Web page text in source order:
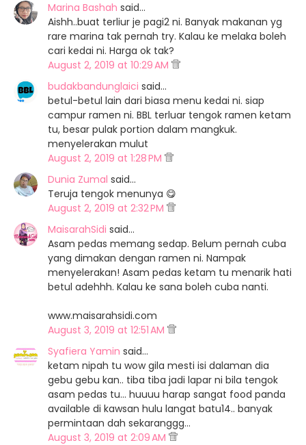
Marina Bashah said…
Aishh..buat terliur je pagi2 ni. Banyak makanan yg
rare marina tak pernah try. Kalau ke melaka boleh
cari kedai ni. Harga ok tak?
August 2, 2019 at 10:29 AM
budakbandunglaici said…
betul-betul lain dari biasa menu kedai ni. siap
campur ramen ni. BBL terluar tengok ramen ketam
tu, besar pulak portion dalam mangkuk.
menyelerakan mulut
August 2, 2019 at 1:28 PM
Dunia Zumal said…
Teruja tengok menunya 😋
August 2, 2019 at 2:32 PM
MaisarahSidi said…
Asam pedas memang sedap. Belum pernah cuba
yang dimakan dengan ramen ni. Nampak
menyelerakan! Asam pedas ketam tu menarik hati
betul adehhh. Kalau ke sana boleh cuba nanti.
www.maisarahsidi.com
August 3, 2019 at 12:51 AM
Syafiera Yamin said…
ketam nipah tu wow gila mesti isi dalaman dia
gebu gebu kan.. tiba tiba jadi lapar ni bila tengok
asam pedas tu... huuuu harap sangat food panda
available di kawsan hulu langat batu14.. banyak
permintaan dah sekaranggg...
August 3, 2019 at 2:09 AM